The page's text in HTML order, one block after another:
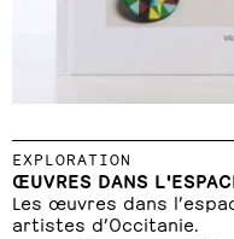
EXPLORATION
ŒUVRES DANS
Les œuvres dans
artistes d’Occitanie.